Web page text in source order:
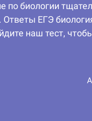
по биологии
ЕГЭ
наш тест,